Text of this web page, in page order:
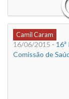
Camil Caram
16/06/2015 -
Comissão de